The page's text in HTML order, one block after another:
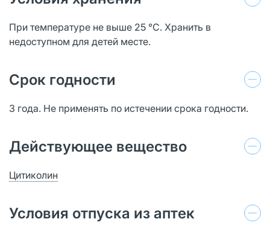
При температуре не выше 25 °C. Хранить в
недоступном для детей месте.
Срок годности
3 года. Не применять по истечении срока годности.
Действующее вещество
Цитиколин
Условия отпуска из аптек